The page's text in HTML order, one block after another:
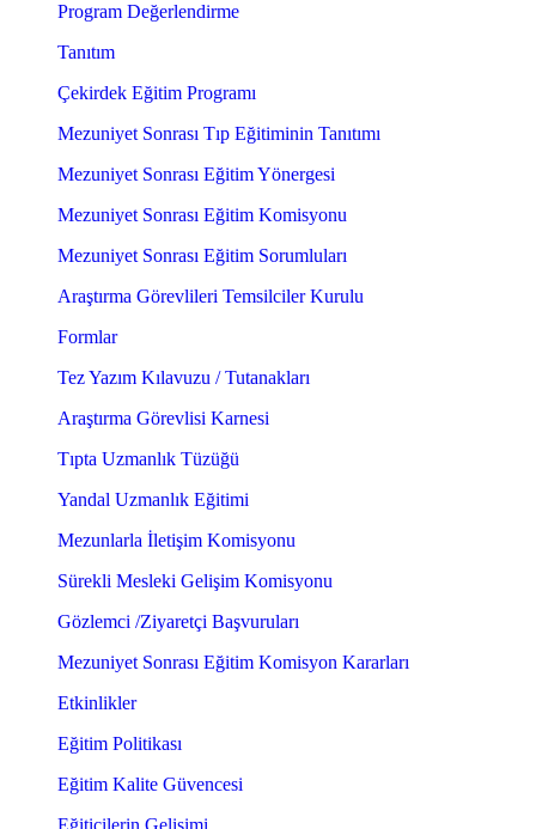
Program Değerlendirme
Tanıtım
Çekirdek Eğitim Programı
Mezuniyet Sonrası Tıp Eğitiminin Tanıtımı
Mezuniyet Sonrası Eğitim Yönergesi
Mezuniyet Sonrası Eğitim Komisyonu
Mezuniyet Sonrası Eğitim Sorumluları
Araştırma Görevlileri Temsilciler Kurulu
Formlar
Tez Yazım Kılavuzu / Tutanakları
Araştırma Görevlisi Karnesi
Tıpta Uzmanlık Tüzüğü
Yandal Uzmanlık Eğitimi
Mezunlarla İletişim Komisyonu
Sürekli Mesleki Gelişim Komisyonu
Gözlemci /Ziyaretçi Başvuruları
Mezuniyet Sonrası Eğitim Komisyon Kararları
Etkinlikler
Eğitim Politikası
Eğitim Kalite Güvencesi